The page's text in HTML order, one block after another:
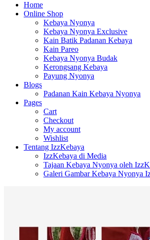
Home
Online Shop
Kebaya Nyonya
Kebaya Nyonya Exclusive
Kain Batik Padanan Kebaya
Kain Pareo
Kebaya Nyonya Budak
Kerongsang Kebaya
Payung Nyonya
Blogs
Padanan Kain Kebaya Nyonya
Pages
Cart
Checkout
My account
Wishlist
Tentang IzzKebaya
IzzKebaya di Media
Tajaan Kebaya Nyonya oleh
Galeri Gambar Kebaya Nyonya